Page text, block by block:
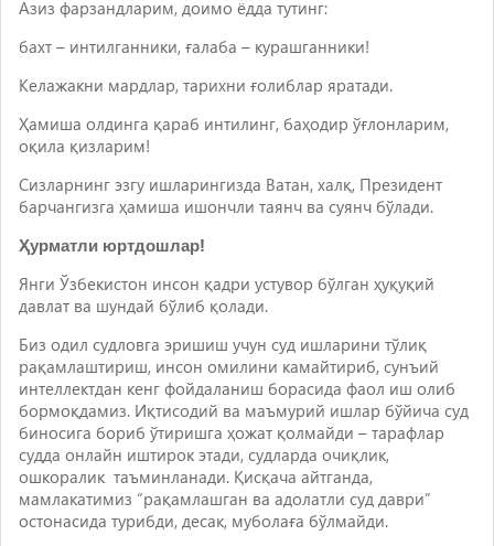
Азиз фарзандларим, доимо ёдда тутинг:
бахт – интилганники, ғалаба – курашганники!
Келажакни мардлар, тарихни ғолиблар яратади.
Ҳамиша олдинга қараб интилинг, баҳодир ўғлонларим,
оқила қизларим!
Сизларнинг эзгу ишларингизда Ватан, халқ, Президент
барчангизга ҳамиша ишончли таянч ва суянч бўлади.
Ҳурматли юртдошлар!
Янги Ўзбекистон инсон қадри устувор бўлган ҳуқуқий
давлат ва шундай бўлиб қолади.
Биз одил судловга эришиш учун суд ишларини тўлиқ
рақамлаштириш, инсон омилини камайтириб, сунъий
интеллектдан кенг фойдаланиш борасида фаол иш олиб
бормоқдамиз. Иқтисодий ва маъмурий ишлар бўйича суд
биносига бориб ўтиришга ҳожат қолмайди – тарафлар
судда онлайн иштирок этади, судларда очиқлик,
ошкоралик таъминланади. Қисқача айтганда,
мамлакатимиз “рақамлашган ва адолатли суд даври”
остонасида турибди, десак, муболаға бўлмайди.